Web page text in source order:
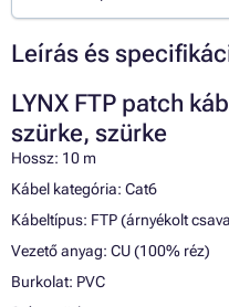
Leírás és
LYNX FTP patch
szürke, szürke
Hossz: 10 m
Kábel kategória: Cat6
Kábeltípus: FTP (árnyékolt
Vezető anyag: CU (100% réz)
Burkolat: PVC